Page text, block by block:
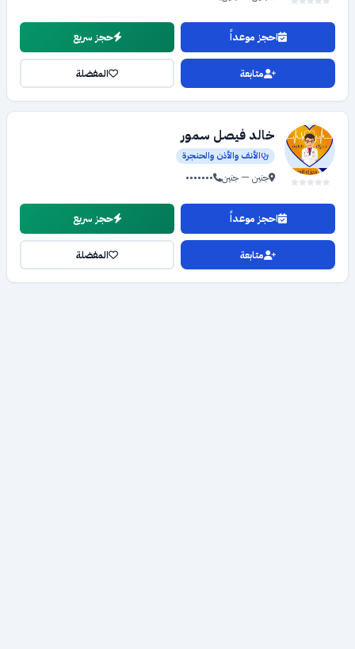
احجز موعداً حجز سريع
متابعة المفضلة
خالد فيصل سمور
الأنف والأذن والحنجرة
جنين — جنين •••••••
احجز موعداً حجز سريع
متابعة المفضلة